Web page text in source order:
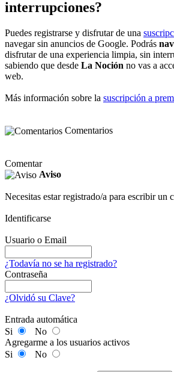
interrupciones?
Puedes registrarse y disfrutar de una
navegar sin anuncios de Google. Podrás
disfrutar de una experiencia limpia, sin
sabiendo que desde La Noción no vas a
web.
Más información sobre la suscripción a
Comentarios
Comentar
Aviso
Necesitas estar registrado/a para escribir un
Identificarse
Usuario o Email
¿Todavía no se ha registrado?
Contraseña
¿Olvidó su Clave?
Entrada automática
Si
No
Agregarme a los usuarios activos
Si
No